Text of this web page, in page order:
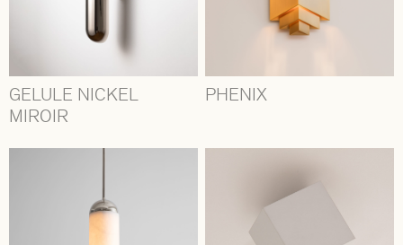
GELULE NICKEL
MIROIR
PHENIX